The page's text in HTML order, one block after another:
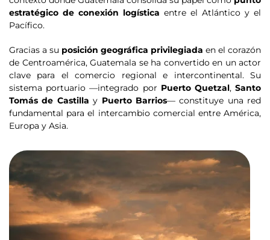
estratégico de conexión logística entre el Atlántico y el
Pacífico.
Gracias a su posición geográfica privilegiada en el corazón
de Centroamérica, Guatemala se ha convertido en un actor
clave para el comercio regional e intercontinental. Su
sistema portuario —integrado por Puerto Quetzal,Santo
Tomás de Castilla y Puerto Barrios— constituye una red
fundamental para el intercambio comercial entre América,
Europa y Asia.